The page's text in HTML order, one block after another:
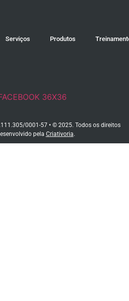
Serviços Produtos
0001-57 • © 2025. Todos os direitos
pela Criativoria.